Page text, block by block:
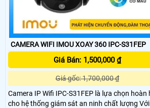
CAMERA WIFI IMOU XOAY 360 IPC-S31FEP
Giá Bán: 1,500,000 ₫
Giá gốc: 1,700,000 ₫
Camera IP Wifi IPC-S31FEP là lựa chọn hoàn
cho hệ thống giám sát an ninh chất lượng